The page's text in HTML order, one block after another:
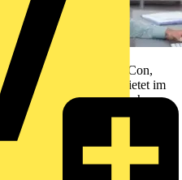
StriePlan, EDS PowerCon,
Suite e-Design bietet im
gleich mehrfachen
sicher dimensioniert,
ermittelt, Schaltanlagen
Detailplanung und
realisiert – mit nur einem